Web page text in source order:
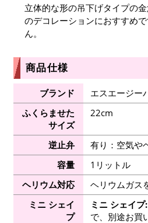
立体的な形の吊下げタイプの
のデコレーションにおすすめ
ん。
商品仕様
ブランド
エスエージー
ふくらませた
サイズ
22cm
逆止弁
有り：空気や
容量
1リットル
ヘリウム対応
ヘリウムガス
ミニ シェイ
プ
ミニ シェイプ:
で、別途お買